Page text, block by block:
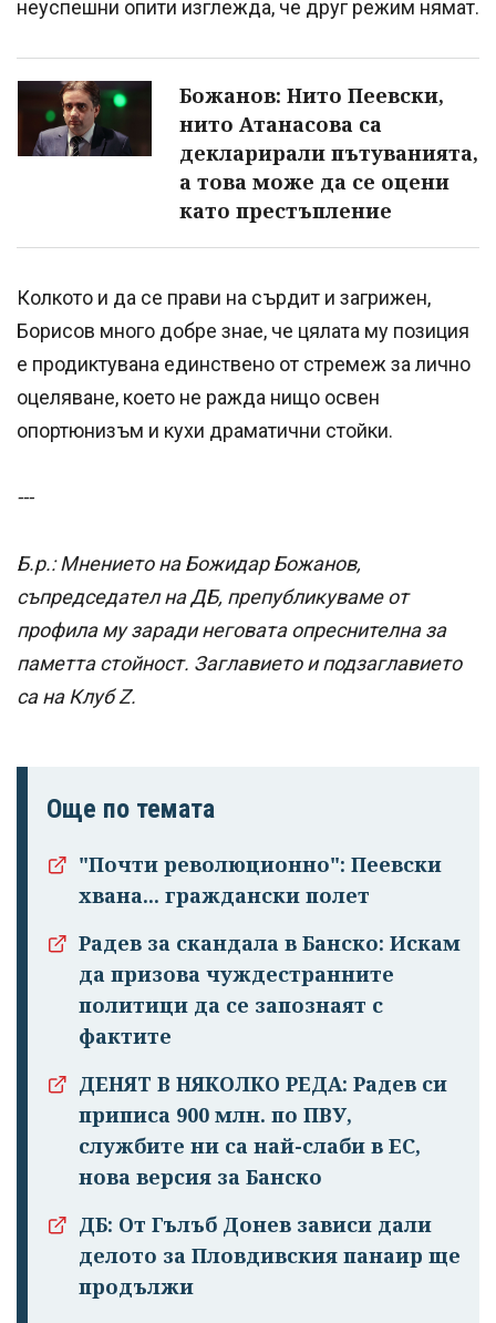
неуспешни опити изглежда, че друг режим нямат.
Божанов: Нито Пеевски,
нито Атанасова са
декларирали пътуванията,
а това може да се оцени
като престъпление
Колкото и да се прави на сърдит и загрижен,
Борисов много добре знае, че цялата му позиция
е продиктувана единствено от стремеж за лично
оцеляване, което не ражда нищо освен
опортюнизъм и кухи драматични стойки.
---
Б.р.: Мнението на Божидар Божанов,
съпредседател на ДБ, препубликуваме от
профила му заради неговата опреснителна за
паметта стойност. Заглавието и подзаглавието
са на Клуб Z.
Още по темата
"Почти революционно": Пеевски
хвана... граждански полет
Радев за скандала в Банско: Искам
да призова чуждестранните
политици да се запознаят с
фактите
ДЕНЯТ В НЯКОЛКО РЕДА: Радев си
приписа 900 млн. по ПВУ,
службите ни са най-слаби в ЕС,
нова версия за Банско
ДБ: От Гълъб Донев зависи дали
делото за Пловдивския панаир ще
продължи